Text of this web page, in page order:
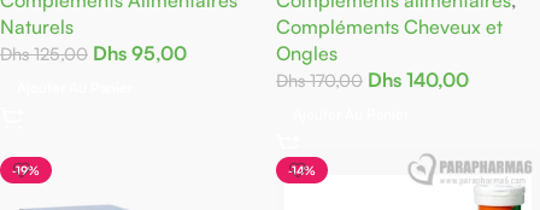
Naturels
Dhs125,00 Dhs 95,00
Compléments Cheveux et
Ongles
Dhs170,00 Dhs 140,00
-19% -14%